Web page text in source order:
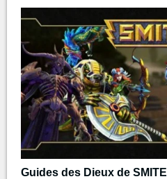
Guides des Dieux de SMITE